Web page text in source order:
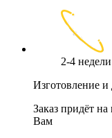
2-4 недели
Изготовление и
Заказ придёт на
Вам